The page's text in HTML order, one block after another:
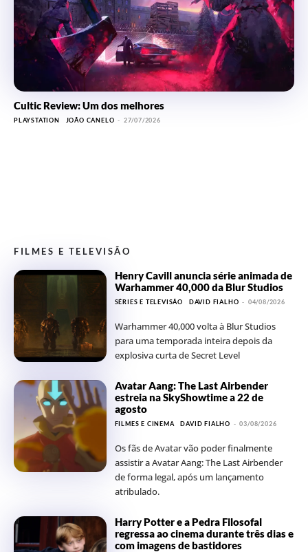
Cultic Review: Um dos melhores
PLAYSTATION JOÃO CANELO - 27/07/2026
FILMES E TELEVISÃO
Henry Cavill anuncia série animada de
Warhammer 40,000 da Blur Studios
SÉRIES E TELEVISÃO DAVID FIALHO - 04/08/2026
Warhammer 40,000 volta à Blur Studios
para uma temporada inteira depois da
explosiva curta de Secret Level
Avatar Aang: The Last Airbender
estreia na SkyShowtime a 22 de
agosto
FILMES E CINEMA DAVID FIALHO - 03/08/2026
Os fãs de Avatar vão poder finalmente
assistir a Avatar Aang: The Last Airbender
de forma legal, após um lançamento
atribulado.
Harry Potter e a Pedra Filosofal
regressa ao cinema durante três dias e
com imagens de bastidores